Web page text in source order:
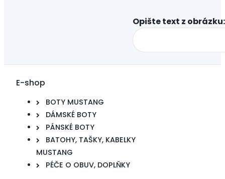
Opište text z
E-shop
BOTY MUSTANG
DÁMSKÉ BOTY
PÁNSKÉ BOTY
BATOHY, TAŠKY, KABELKY
MUSTANG
PÉČE O OBUV, DOPLŇKY